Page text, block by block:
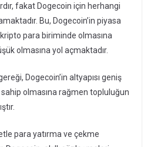
fakat Dogecoin için herhangi
Bu, Dogecoin’in piyasa
para biriminde olmasına
olmasına yol açmaktadır.
Dogecoin’in altyapısı geniş
olmasına rağmen topluluğun
para yatırma ve çekme